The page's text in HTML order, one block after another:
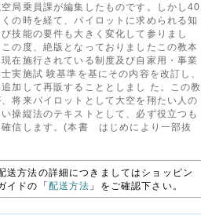
空局乗員課が編集したものです。しかし40
の時を経て、パイロットに求められる知
技能の要件も大きく変化して参りまし
この度、絶版となっておりましたこの教本
現在施行されている制度及び自家用・事業
実施試 験基準を基にその内容を改訂し、
加して再販することとしまし た。この教
将来パイロットとして大空を翔たい人の
操縦法のテキストとして、必ず役立つも
確信します。(本書 はじめにより一部抜
送方法の詳細につきましてはショッピン
イドの「配送方法 」をご確認下さい。